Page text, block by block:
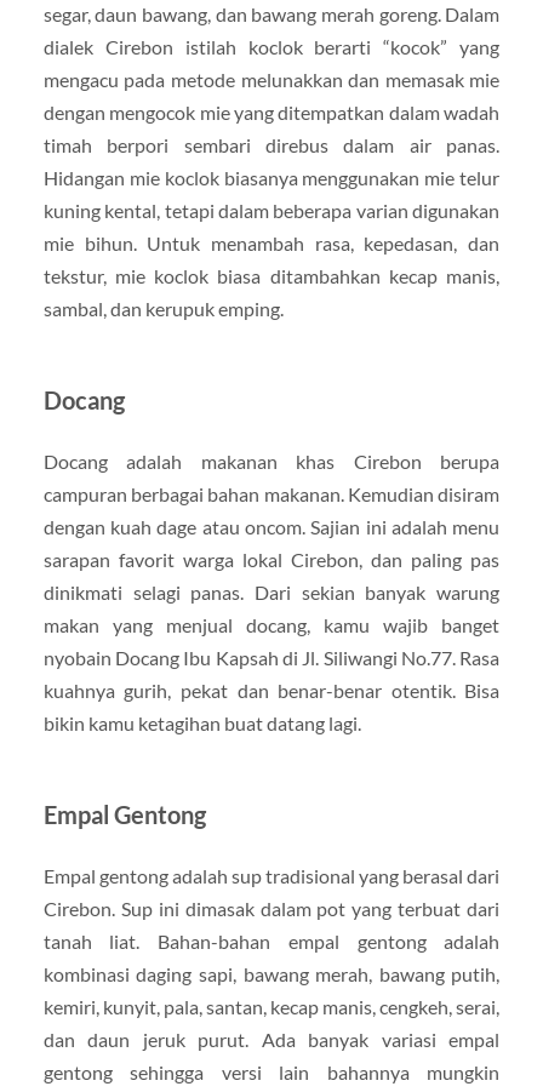
segar, daun bawang, dan bawang merah goreng. Dalam
dialek Cirebon istilah koclok berarti “kocok” yang
mengacu pada metode melunakkan dan memasak mie
dengan mengocok mie yang ditempatkan dalam wadah
timah berpori sembari direbus dalam air panas.
Hidangan mie koclok biasanya menggunakan mie telur
kuning kental, tetapi dalam beberapa varian digunakan
mie bihun. Untuk menambah rasa, kepedasan, dan
tekstur, mie koclok biasa ditambahkan kecap manis,
sambal, dan kerupuk emping.
Docang
Docang adalah makanan khas Cirebon berupa
campuran berbagai bahan makanan. Kemudian disiram
dengan kuah dage atau oncom. Sajian ini adalah menu
sarapan favorit warga lokal Cirebon, dan paling pas
dinikmati selagi panas. Dari sekian banyak warung
makan yang menjual docang, kamu wajib banget
nyobain Docang Ibu Kapsah di Jl. Siliwangi No.77. Rasa
kuahnya gurih, pekat dan benar-benar otentik. Bisa
bikin kamu ketagihan buat datang lagi.
Empal Gentong
Empal gentong adalah sup tradisional yang berasal dari
Cirebon. Sup ini dimasak dalam pot yang terbuat dari
tanah liat. Bahan-bahan empal gentong adalah
kombinasi daging sapi, bawang merah, bawang putih,
kemiri, kunyit, pala, santan, kecap manis, cengkeh, serai,
dan daun jeruk purut. Ada banyak variasi empal
gentong sehingga versi lain bahannya mungkin